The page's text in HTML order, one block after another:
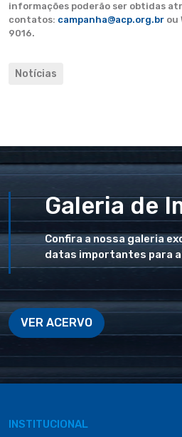
informações poderão ser obtidas
contatos: campanha@acp.org.br ou
9016.
Notícias
Galeria de
Confira a nossa galeria
datas importantes para a
VER ACERVO
INSTITUCIONAL